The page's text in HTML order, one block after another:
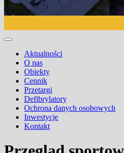
Aktualności
O nas
Obiekty
Cennik
Przetargi
Defibrylatory
Ochrona danych osobowych
Inwestycje
Kontakt